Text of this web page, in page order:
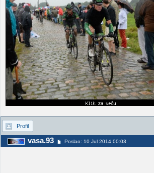
Profil
vasa.93 Poslao: 10 Jul 2014 00:03